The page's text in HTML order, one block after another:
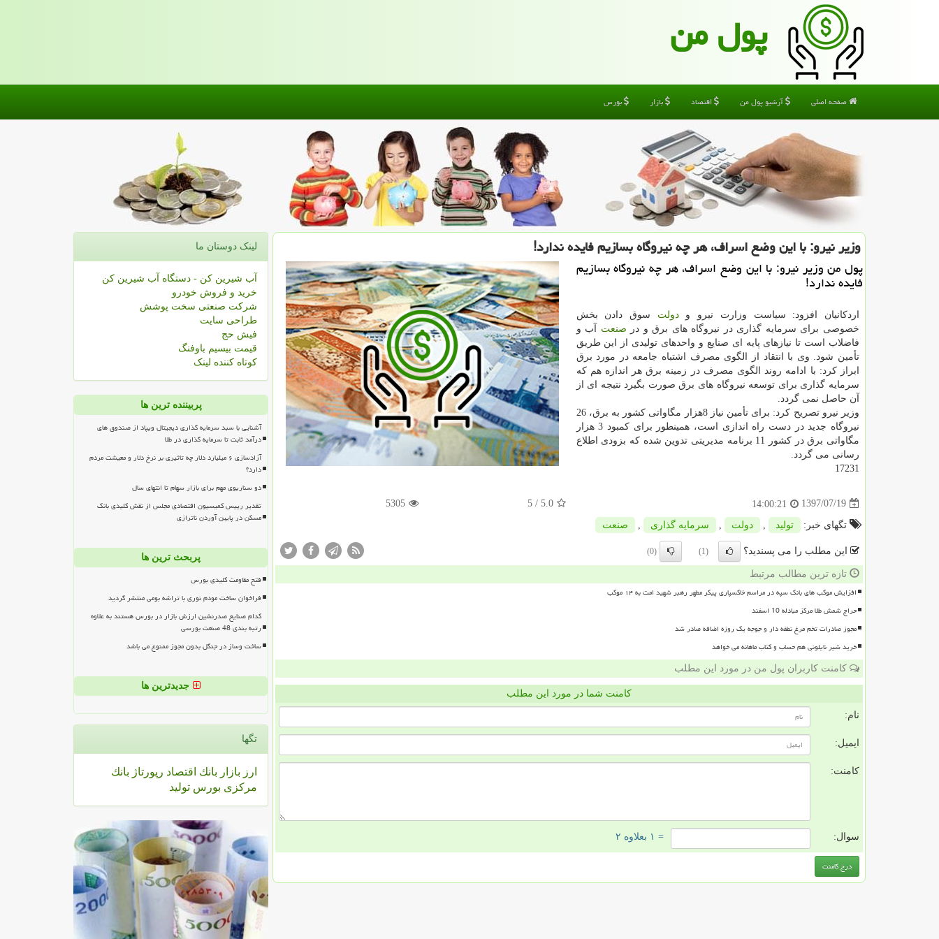
پول من
صفحه اصلی آرشیو پول من اقتصاد بازار بورس
وزیر نیرو: با این وضع اسراف، هر چه نیروگاه بسازیم فایده ندارد!
پول من وزیر نیرو: با این وضع اسراف، هر چه نیروگاه بسازیم
فایده ندارد!
اردكانیان افزود: سیاست وزارت نیرو ودولت سوق دادن بخش
خصوصی برای سرمایه گذاری در نیروگاه های برق و در صنعت آب و
فاضلاب است تا نیازهای پایه ای صنایع و واحدهای تولیدی از این طریق
تأمین شود. وی با انتقاد از الگوی مصرف اشتباه جامعه در مورد برق
ابراز كرد: با ادامه روند الگوی مصرف در زمینه برق هر اندازه هم كه
سرمایه گذاری برای توسعه نیروگاه های برق صورت بگیرد نتیجه ای از
آن حاصل نمی گردد.
وزیر نیرو تصریح كرد: برای تأمین نیاز 8هزار مگاواتی كشور به برق، 26
نیروگاه جدید در دست راه اندازی است، همینطور برای كمبود 3 هزار
مگاواتی برق در كشور 11 برنامه مدیریتی تدوین شده كه بزودی اطلاع
رسانی می گردد.
17231
1397/07/19
14:00:21
5.0
/ 5
5305
تگهای خبر: تولید دولت سرمایه گذاری صنعت
این مطلب را می پسندید؟ (1)
(0)
تازه ترین مطالب مرتبط
افزایش موکب های بانک سپه در مراسم خاکسپاری پیکر مطهر رهبر شهید امت به ۱۴ موکب
حراج شمش طلا مرکز مبادله 10 اسفند
مجوز صادرات تخم مرغ نطفه دار و جوجه یک روزه اضافه صادر شد
خرید شیر نایلونی هم حساب و کتاب ماهانه می خواهد
کامنت کاربران پول من در مورد این مطلب
کامنت شما در مورد این مطلب
نام:
ایمیل:
کامنت:
سوال: = ۱ بعلاوه ۲
لینک دوستان ما
آب شیرین کن - دستگاه آب شیرین کن
خرید و فروش خودرو
شرکت صنعتی سخت پوشش
طراحی سایت
فیش حج
قیمت بیسیم باوفنگ
کوتاه کننده لینک
پربیننده ترین ها
آشنایی با سبد سرمایه گذاری دیجیتال ویپاد از صندوق های
درآمد ثابت تا سرمایه گذاری در طلا
آزادسازی ۶ میلیارد دلار چه تاثیری بر نرخ دلار و معیشت مردم
دارد؟
دو سناریوی مهم برای بازار سهام تا انتهای سال
تقدیر رییس کمیسیون اقتصادی مجلس از نقش کلیدی بانک
مسکن در پایین آوردن ناترازی
پربحث ترین ها
فتح مقاومت کلیدی بورس
فراخوان ساخت مودم نوری با تراشه بومی منتشر گردید
کدام صنایع صدرنشین ارزش بازار در بورس هستند به علاوه
رتبه بندی 48 صنعت بورسی
ساخت وساز در جنگل بدون مجوز ممنوع می باشد
جدیدترین ها
تگها
ارز بازار بانك اقتصاد رپورتاژ بانك
مركزی بورس تولید